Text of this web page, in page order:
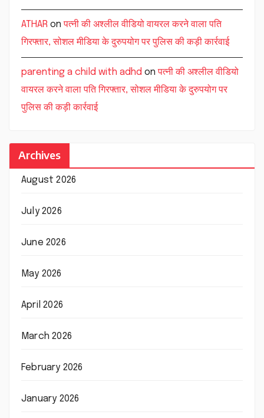
ATHAR onपत्नी की अश्लील वीडियो वायरल करने वाला पति
गिरफ्तार, सोशल मीडिया के दुरुपयोग पर पुलिस की कड़ी कार्रवाई
parenting a child with adhd onपत्नी की अश्लील वीडियो
वायरल करने वाला पति गिरफ्तार, सोशल मीडिया के दुरुपयोग पर
पुलिस की कड़ी कार्रवाई
Archives
August 2026
July 2026
June 2026
May 2026
April 2026
March 2026
February 2026
January 2026